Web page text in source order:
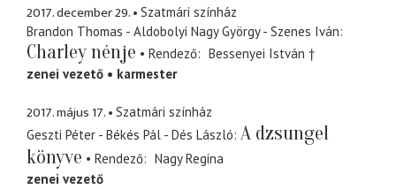
2017. december 29.
Szatmári színház
Brandon Thomas - Aldobolyi Nagy György - Szenes Iván
Charley nénje Rendező
Bessenyei István †
zenei vezető
karmester
2017. május 17.
Szatmári színház
Geszti Péter - Békés Pál - Dés László A dzsungel
könyve
Rendező
Nagy Regina
zenei vezető